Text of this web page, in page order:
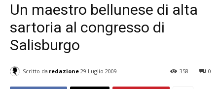
Un maestro bellunese di alta
sartoria al congresso di
Salisburgo
Scritto da redazione 29 Luglio 2009 0
358